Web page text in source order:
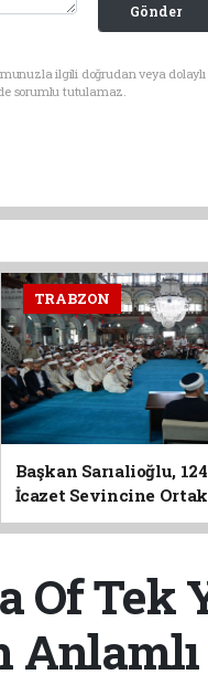
Gönder
ilgili doğrudan veya dolaylı
sorumlu tutulamaz.
TRABZON
Başkan Sarıalioğlu,
İcazet Sevincine
Of